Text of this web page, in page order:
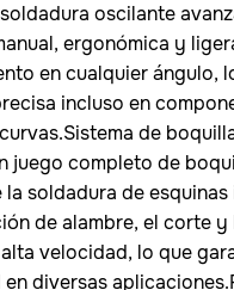
oscilante
ergonómica y
en cualquier ángulo,
incluso en
de
juego completo de
soldadura de
de alambre, el corte
velocidad, lo que
diversas